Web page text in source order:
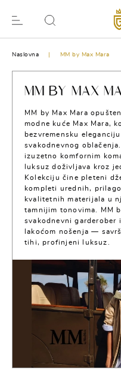
Naslovna MM by Max Mara
MM BY MAX
MM by Max Mara
modne kuće Max Mara,
bezvremensku
svakodnevnog
izuzetno komfornim
luksuz doživljava kroz
Kolekciju čine pleteni
kompleti urednih,
kvalitetnih materijala u
tamnijim tonovima. MM
svakodnevni garderober
lakoćom nošenja —
tihi, profinjeni luksuz.